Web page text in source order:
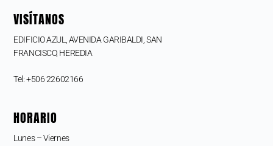
VISÍTANOS
EDIFICIO AZUL, AVENIDA GARIBALDI, SAN
FRANCISCO, HEREDIA
Tel: +506 22602166
HORARIO
Lunes – Viernes